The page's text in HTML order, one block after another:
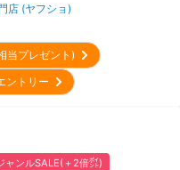
店 (ヤフショ)
当プレゼント)
ントリー
ャンルSALE(＋2倍㌽)